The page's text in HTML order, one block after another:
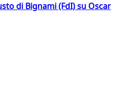
di Bignami (FdI) su Oscar